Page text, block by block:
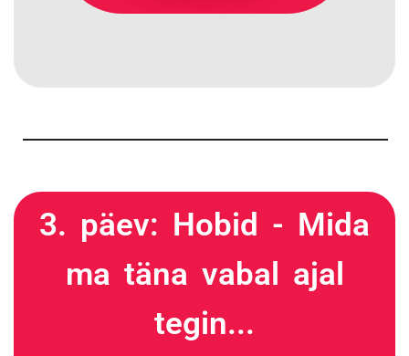
3. päev: Hobid - Mida
ma täna vabal ajal
tegin...